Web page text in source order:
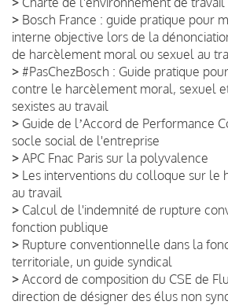
> Bosch France : guide pratique pour
interne objective lors de la
de harcèlement moral ou sexuel au
> #PasChezBosch : Guide pratique
contre le harcèlement moral, sexuel
sexistes au travail
> Guide de lʼAccord de Performance
socle social de l'entreprise
> APC Fnac Paris sur la polyvalence
> Les interventions du colloque sur le
au travail
> Calcul de l'indemnité de rupture
fonction publique
> Rupture conventionnelle dans la
territoriale, un guide syndical
> Accord de composition du CSE de
direction de désigner des élus non